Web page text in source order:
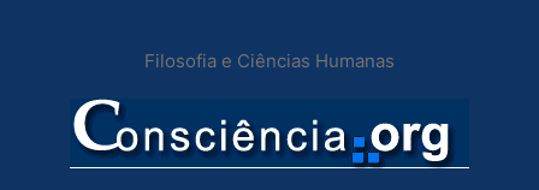
conteúdo
Filosofia e Ciências Humanas